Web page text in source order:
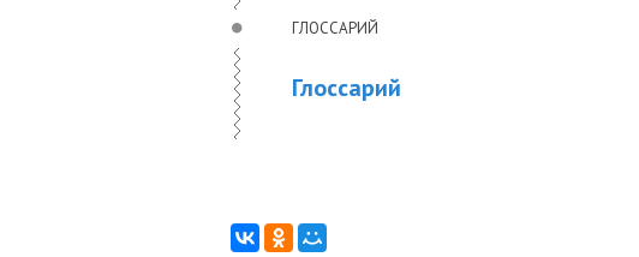
ГЛОССАРИЙ
Глоссарий